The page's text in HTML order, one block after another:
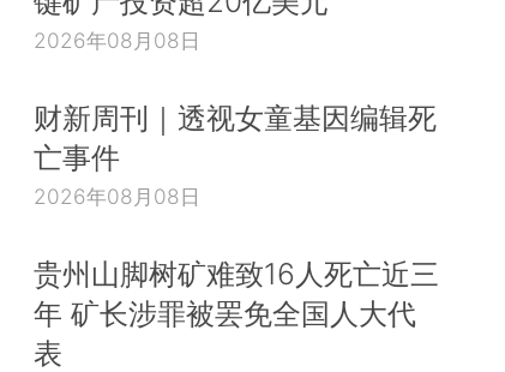
2026年08月08日
财新周刊｜透视女童基因编辑死
亡事件
2026年08月08日
贵州山脚树矿难致16人死亡近三
年 矿长涉罪被罢免全国人大代
表